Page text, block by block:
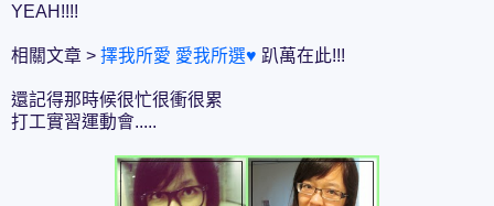
YEAH!!!!
相關文章 > 擇我所愛 愛我所選♥ 趴萬在此!!!
還記得那時候很忙很衝很累
打工實習運動會.....